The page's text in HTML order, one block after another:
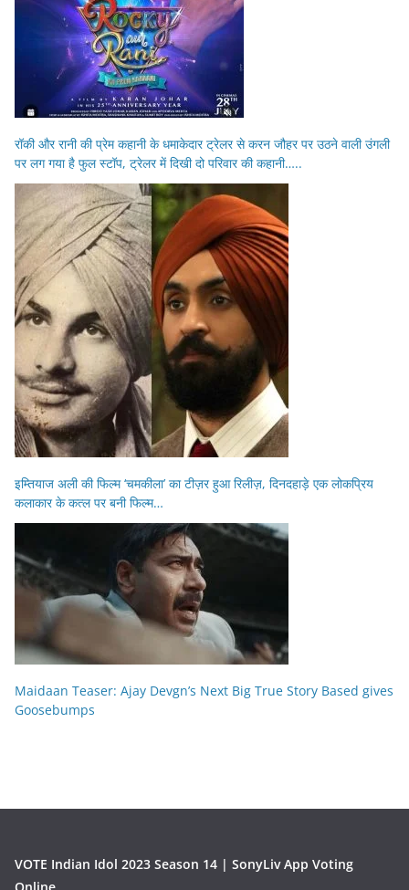
रॉकी और रानी की प्रेम कहानी के धमाकेदार ट्रेलर से करन जौहर पर उठने वाली उंगली
पर लग गया है फुल स्टॉप, ट्रेलर में दिखी दो परिवार की कहानी…..
इम्तियाज अली की फिल्म ‘चमकीला’ का टीज़र हुआ रिलीज़, दिनदहाड़े एक लोकप्रिय
कलाकार के कत्ल पर बनी फिल्म…
Maidaan Teaser: Ajay Devgn’s Next Big True Story Based gives
Goosebumps
VOTE Indian Idol 2023 Season 14 | SonyLiv App Voting